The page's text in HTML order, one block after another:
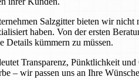
Salzgitter bieten wir
haben. Von der ersten
Details kümmern zu müssen.
Transparenz, Pünktlichkeit
– wir passen uns an Ihre